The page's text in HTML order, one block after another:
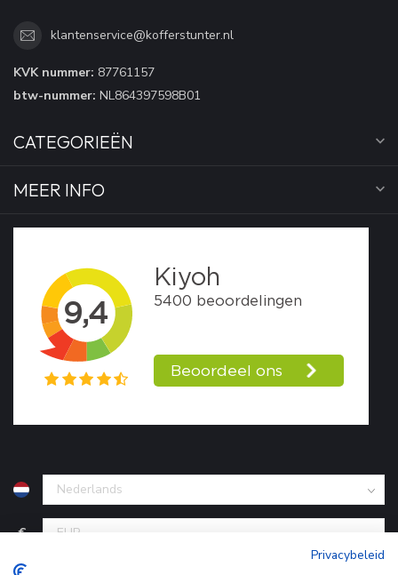
klantenservice@kofferstunter.nl
KVK nummer: 87761157
btw-nummer: NL864397598B01
CATEGORIEËN
MEER INFO
€
Privacybeleid